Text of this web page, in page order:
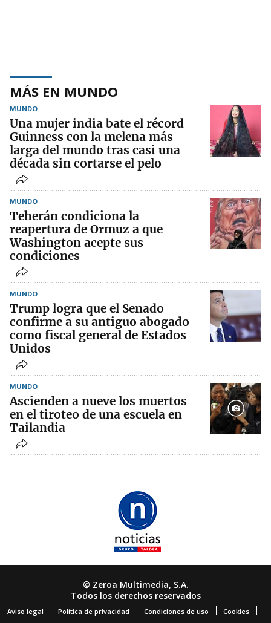
MÁS EN MUNDO
MUNDO
Una mujer india bate el récord
Guinness con la melena más
larga del mundo tras casi una
década sin cortarse el pelo
MUNDO
Teherán condiciona la
reapertura de Ormuz a que
Washington acepte sus
condiciones
MUNDO
Trump logra que el Senado
confirme a su antiguo abogado
como fiscal general de Estados
Unidos
MUNDO
Ascienden a nueve los muertos
en el tiroteo de una escuela en
Tailandia
© Zeroa Multimedia, S.A.
Todos los derechos reservados
Aviso legal Política de privacidad Condiciones de uso Cookies